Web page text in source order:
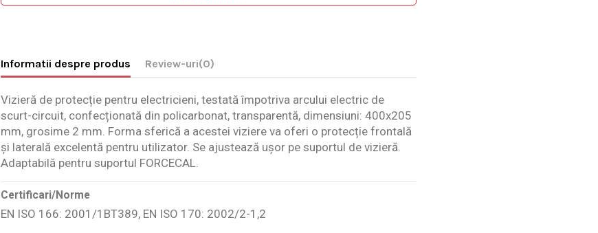
Informatii despre produs Review-uri(0)
Vizieră de protecție pentru electricieni, testată împotriva arcului electric de
scurt-circuit, confecționată din policarbonat, transparentă, dimensiuni: 400x205
mm, grosime 2 mm. Forma sferică a acestei viziere va oferi o protecție frontală
și laterală excelentă pentru utilizator. Se ajustează ușor pe suportul de vizieră.
Adaptabilă pentru suportul FORCECAL.
Certificari/Norme
EN ISO 166: 2001/1BT389, EN ISO 170: 2002/2-1,2